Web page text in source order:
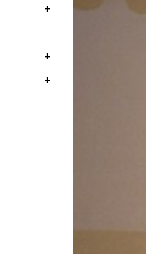
+
+
+